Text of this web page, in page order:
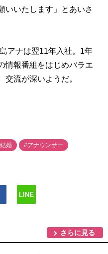
いいたします」とあいさ
アナは翌11年入社。1年
情報番組をはじめバラエ
交流が深いようだ。
婚 #アナウンサー
さらに見る